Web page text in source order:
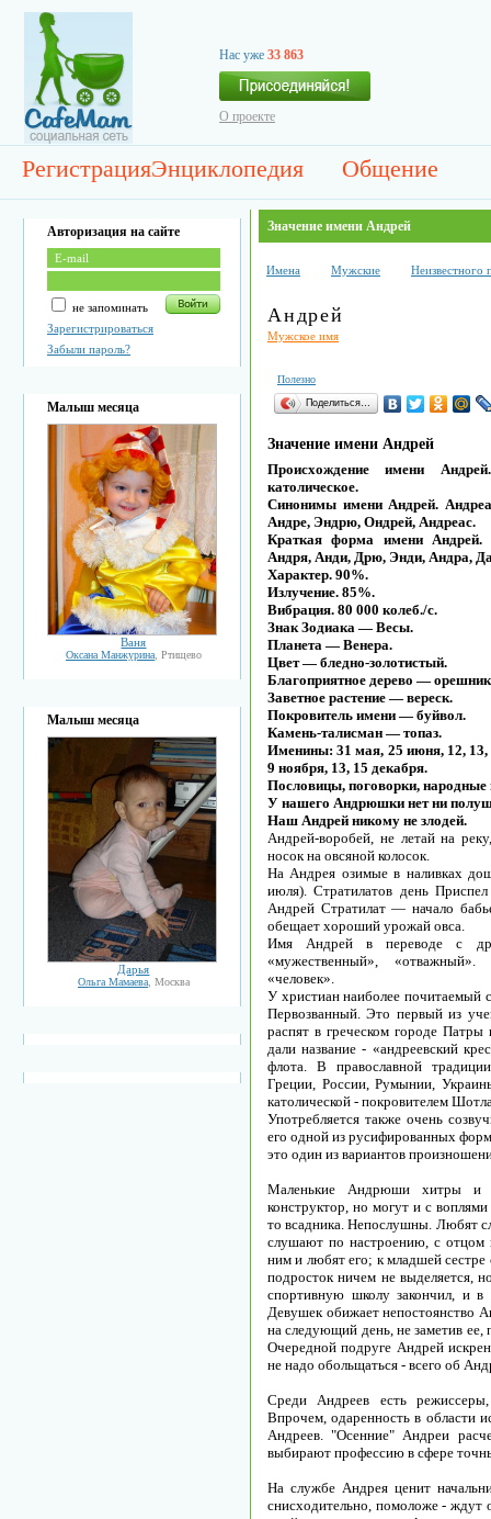
Нас уже 33 863
О проекте
РегистрацияЭнциклопедия Общение
Авторизация на сайте
не запоминать
Зарегистрироваться
Забыли пароль?
Малыш месяца
Ваня
Оксана Манжурина, Ртищево
Малыш месяца
Дарья
Ольга Мамаева, Москва
Значение имени Андрей
Имена Мужские Неизвестного
Андрей
Мужское имя
Полезно
Поделиться…
Значение имени Андрей
Происхождение имени
католическое.
Синонимы имени Андрей.
Андре, Эндрю, Ондрей, Андреас.
Краткая форма имени
Андря, Анди, Дрю, Энди, Андра,
Характер. 90%.
Излучение. 85%.
Вибрация. 80 000 колеб./с.
Знак Зодиака — Весы.
Планета — Венера.
Цвет — бледно-золотистый.
Благоприятное дерево —
Заветное растение — вереск.
Покровитель имени — буйвол.
Камень-талисман — топаз.
Именины: 31 мая, 25 июня, 12, 13,
9 ноября, 13, 15 декабря.
Пословицы, поговорки,
У нашего Андрюшки нет ни
Наш Андрей никому не злодей.
Андрей-воробей, не летай на
носок на овсяной колосок.
На Андрея озимые в наливках
июля). Стратилатов день
Андрей Стратилат — начало
обещает хороший урожай овса.
Имя Андрей в переводе с
«мужественный»,
«человек».
У христиан наиболее почитаемый
Первозванный. Это первый из
распят в греческом городе
дали название - «андреевский
флота. В православной
Греции, России, Румынии,
католической - покровителем
Употребляется также очень
его одной из русифированных
это один из вариантов
Маленькие Андрюши хитры и
конструктор, но могут и с
то всадника. Непослушны. Любят
слушают по настроению, с отцом
ним и любят его; к младшей
подросток ничем не выделяется,
спортивную школу закончил, и в
Девушек обижает непостоянство
на следующий день, не заметив
Очередной подруге Андрей
не надо обольщаться - всего об
Среди Андреев есть
Впрочем, одаренность в области
Андреев. "Осенние" Андреи
выбирают профессию в сфере
На службе Андрея ценит
снисходительно, помоложе - ждут